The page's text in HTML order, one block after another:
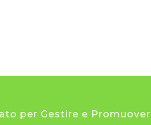
per Gestire e